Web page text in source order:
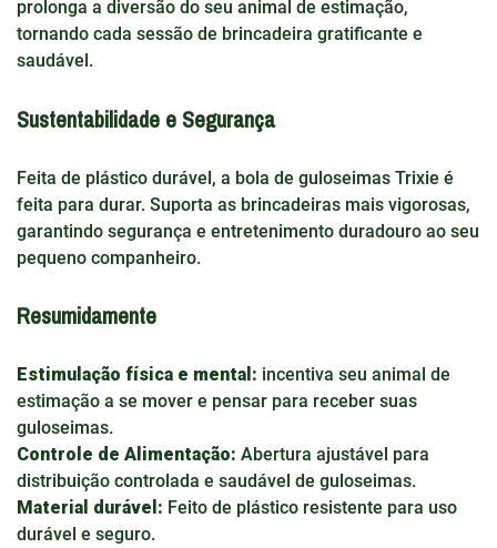
prolonga a diversão do seu animal de estimação,
tornando cada sessão de brincadeira gratificante e
saudável.
Sustentabilidade e Segurança
Feita de plástico durável, a bola de guloseimas Trixie é
feita para durar. Suporta as brincadeiras mais vigorosas,
garantindo segurança e entretenimento duradouro ao seu
pequeno companheiro.
Resumidamente
Estimulação física e mental: incentiva seu animal de
estimação a se mover e pensar para receber suas
guloseimas.
Controle de Alimentação: Abertura ajustável para
distribuição controlada e saudável de guloseimas.
Material durável: Feito de plástico resistente para uso
durável e seguro.